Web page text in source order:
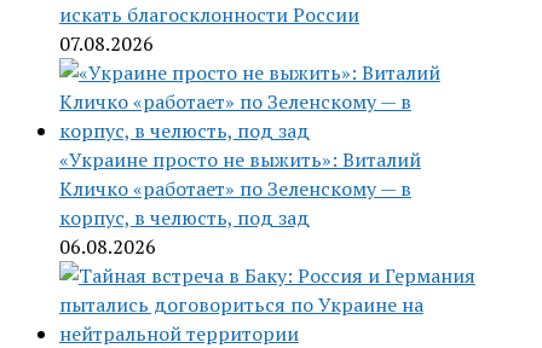
искать благосклонности России
07.08.2026
«Украине просто не выжить»: Виталий
Кличко «работает» по Зеленскому — в
корпус, в челюсть, под зад
06.08.2026